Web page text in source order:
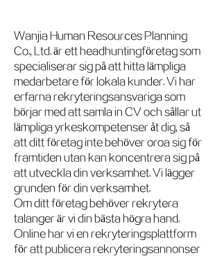
Wanjia Human Resources Planning
Co., Ltd. är ett headhuntingföretag som
specialiserar sig på att hitta lämpliga
medarbetare för lokala kunder. Vi har
erfarna rekryteringsansvariga som
börjar med att samla in CV och sållar ut
lämpliga yrkeskompetenser åt dig, så
att ditt företag inte behöver oroa sig för
framtiden utan kan koncentrera sig på
att utveckla din verksamhet. Vi lägger
grunden för din verksamhet.
Om ditt företag behöver rekrytera
talanger är vi din bästa högra hand.
Online har vi en rekryteringsplattform
för att publicera rekryteringsannonser